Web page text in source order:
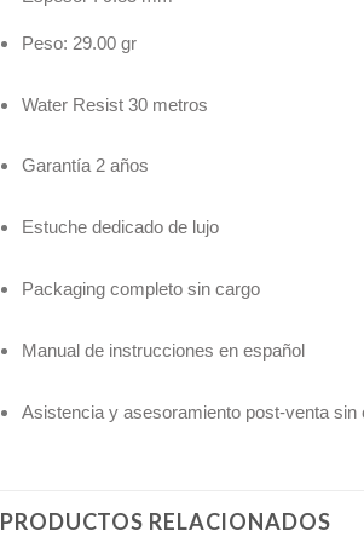
Peso: 29.00 gr
Water Resist 30 metros
Garantía 2 años
Estuche dedicado de lujo
Packaging completo sin cargo
Manual de instrucciones en español
Asistencia y asesoramiento post-venta sin
PRODUCTOS RELACIONADOS